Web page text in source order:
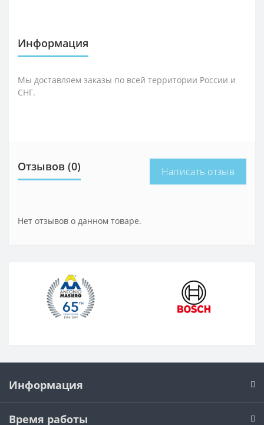
Информация
Мы доставляем заказы по всей территории России и
СНГ.
Отзывов (0) Написать отзыв
Нет отзывов о данном товаре.
Информация
Время работы